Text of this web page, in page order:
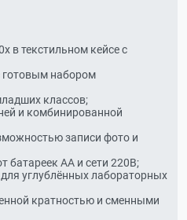
в текстильном кейсе с
готовым набором
классов;
и комбинированной
записи фото и
батареек АА и сети 220В;
углублённых лабораторных
кратностью и сменными